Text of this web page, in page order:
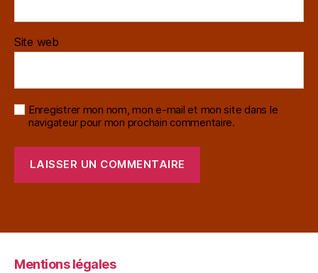
Site web
Enregistrer mon nom, mon e-mail et mon site dans le
navigateur pour mon prochain commentaire.
Mentions légales